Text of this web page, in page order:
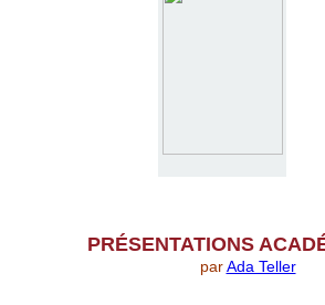
PRÉSENTATIONS ACAD
parAda Teller